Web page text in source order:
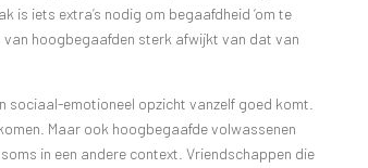
is iets extra’s nodig om begaafdheid ‘om te
hoogbegaafden sterk afwijkt van dat van
sociaal-emotioneel opzicht vanzelf goed komt.
Maar ook hoogbegaafde volwassenen
in een andere context. Vriendschappen die